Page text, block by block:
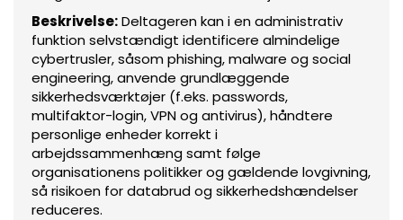
Beskrivelse:Deltageren kan i en administrativ
funktion selvstændigt identificere almindelige
cybertrusler, såsom phishing, malware og social
engineering, anvende grundlæggende
sikkerhedsværktøjer (f.eks. passwords,
multifaktor-login, VPN og antivirus), håndtere
personlige enheder korrekt i
arbejdssammenhæng samt følge
organisationens politikker og gældende lovgivning,
så risikoen for databrud og sikkerhedshændelser
reduceres.